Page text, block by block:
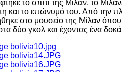
το σπίτι της Μίλαν, το
και το επώνυμό του. Από την
στο μουσείο της Μίλαν όπου
δύο γκολ και έχοντας ένα